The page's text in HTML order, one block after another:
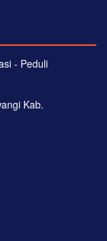
- Peduli
Kab.